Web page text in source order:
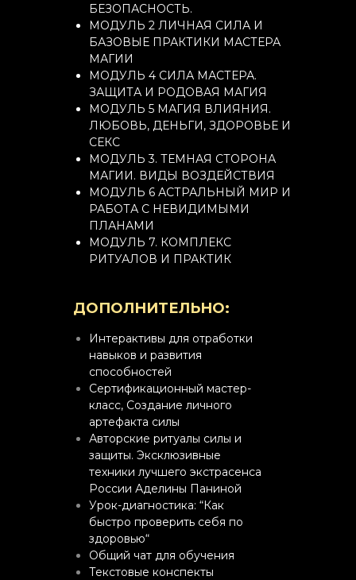
Интерактивы для отработки
навыков и развития
способностей
Сертификационный мастер-
класс, Создание личного
артефакта силы
Авторские ритуалы силы и
защиты. Эксклюзивные
техники лучшего экстрасенса
России Аделины Паниной
Урок-диагностика: “Как
быстро проверить себя по
здоровью“
Общий чат для обучения
Текстовые конспекты
БЕЗОПАСНОСТЬ.
МОДУЛЬ 2 ЛИЧНАЯ СИЛА И
БАЗОВЫЕ ПРАКТИКИ МАСТЕРА
МАГИИ
МОДУЛЬ 4 СИЛА МАСТЕРА.
ЗАЩИТА И РОДОВАЯ МАГИЯ
МОДУЛЬ 5 МАГИЯ ВЛИЯНИЯ.
ЛЮБОВЬ, ДЕНЬГИ, ЗДОРОВЬЕ И
СЕКС
МОДУЛЬ 3. ТЕМНАЯ СТОРОНА
МАГИИ. ВИДЫ ВОЗДЕЙСТВИЯ
МОДУЛЬ 6 АСТРАЛЬНЫЙ МИР И
РАБОТА С НЕВИДИМЫМИ
ПЛАНАМИ
МОДУЛЬ 7. КОМПЛЕКС
РИТУАЛОВ И ПРАКТИК
ДОПОЛНИТЕЛЬНО: